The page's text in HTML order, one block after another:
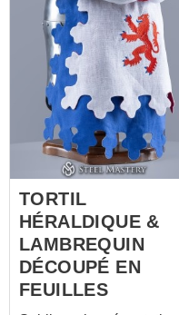
TORTIL
HÉRALDIQUE &
LAMBREQUIN
DÉCOUPÉ EN
FEUILLES